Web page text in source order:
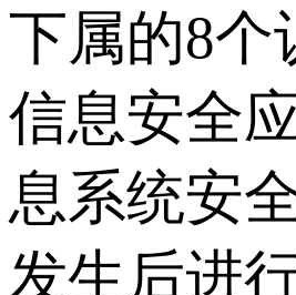
下属的8个
信息安全
息系统安
发生后进